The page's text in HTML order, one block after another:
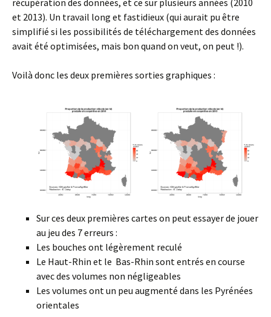
récupération des données, et ce sur plusieurs années (2010
et 2013). Un travail long et fastidieux (qui aurait pu être
simplifié si les possibilités de téléchargement des données
avait été optimisées, mais bon quand on veut, on peut !).
Voilà donc les deux premières sorties graphiques :
Sur ces deux premières cartes on peut essayer de jouer
au jeu des 7 erreurs :
Les bouches ont légèrement reculé
Le Haut-Rhin et le Bas-Rhin sont entrés en course
avec des volumes non négligeables
Les volumes ont un peu augmenté dans les Pyrénées
orientales